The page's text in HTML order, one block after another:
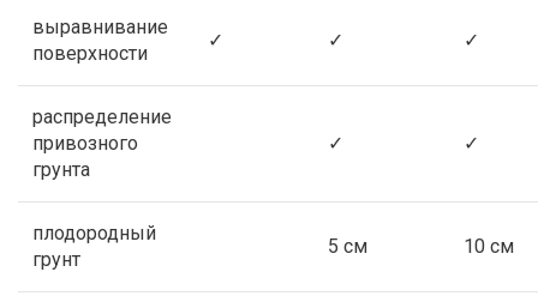
выравнивание
поверхности
✓ ✓ ✓
распределение
привозного
грунта
✓ ✓
плодородный
грунт
5 см 10 см